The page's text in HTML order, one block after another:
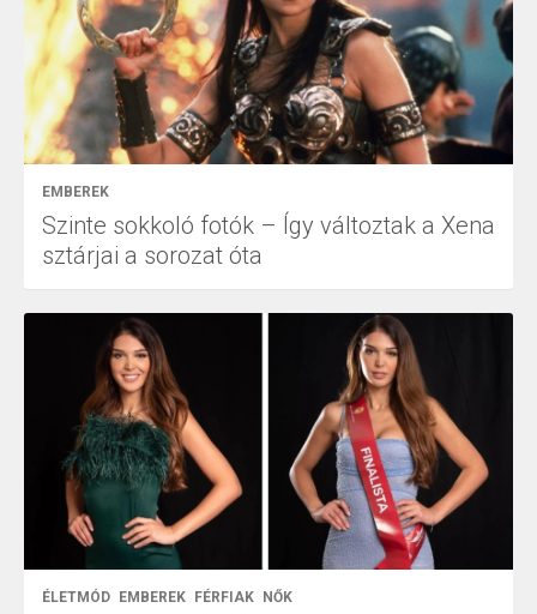
EMBEREK
Szinte sokkoló fotók – Így változtak a Xena
sztárjai a sorozat óta
ÉLETMÓD EMBEREK FÉRFIAK NŐK